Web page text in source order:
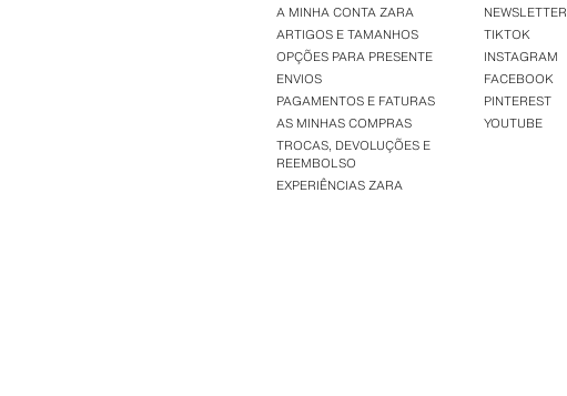
A MINHA CONTA ZARA
ARTIGOS E TAMANHOS
OPÇÕES PARA PRESENTE
ENVIOS
PAGAMENTOS E FATURAS
AS MINHAS COMPRAS
TROCAS, DEVOLUÇÕES E
REEMBOLSO
EXPERIÊNCIAS ZARA
NEWSLETTER
TIKTOK
INSTAGRAM
FACEBOOK
PINTEREST
YOUTUBE